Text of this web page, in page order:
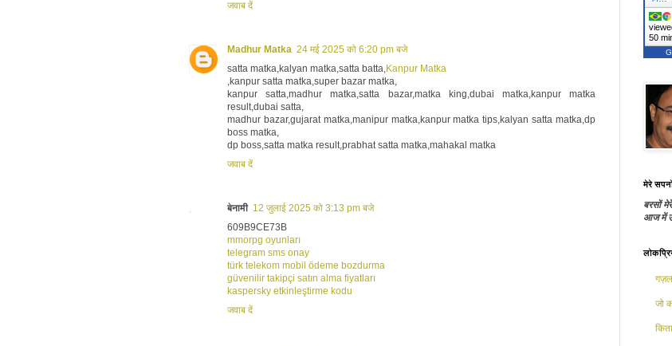
जवाब दें
Madhur Matka 24 मई 2025 को 6:20 pm बजे
satta matka,kalyan matka,satta batta,Kanpur Matka
,kanpur satta matka,super bazar matka,
kanpur satta,madhur matka,satta bazar,matka king,dubai matka,kanpur matka
result,dubai satta,
madhur bazar,gujarat matka,manipur matka,kanpur matka tips,kalyan satta matka,dp
boss matka,
dp boss,satta matka result,prabhat satta matka,mahakal matka
जवाब दें
बेनामी 12 जुलाई 2025 को 3:13 pm बजे
609B9CE73B
mmorpg oyunları
telegram sms onay
türk telekom mobil ödeme bozdurma
güvenilir takipçi satın alma fiyatları
kaspersky etkinleştirme kodu
जवाब दें
50
मेरे
बरसों
आज में
गज़ल
जो